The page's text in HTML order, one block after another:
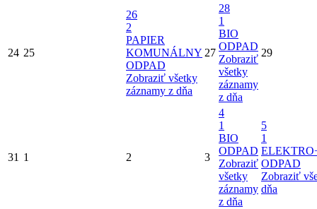
24 25
26
2
PAPIER
KOMUNÁLNY
ODPAD
Zobraziť všetky
záznamy z dňa
27
28
1
BIO
ODPAD
Zobraziť
všetky
záznamy
z dňa
29
31 1 2 3
4
1
BIO
ODPAD
Zobraziť
všetky
záznamy
z dňa
5
1
ODPAD
Zobraziť
dňa